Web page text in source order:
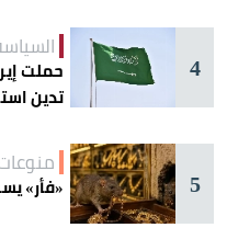
4
حملت
تدين
5 «فأر» يسرق